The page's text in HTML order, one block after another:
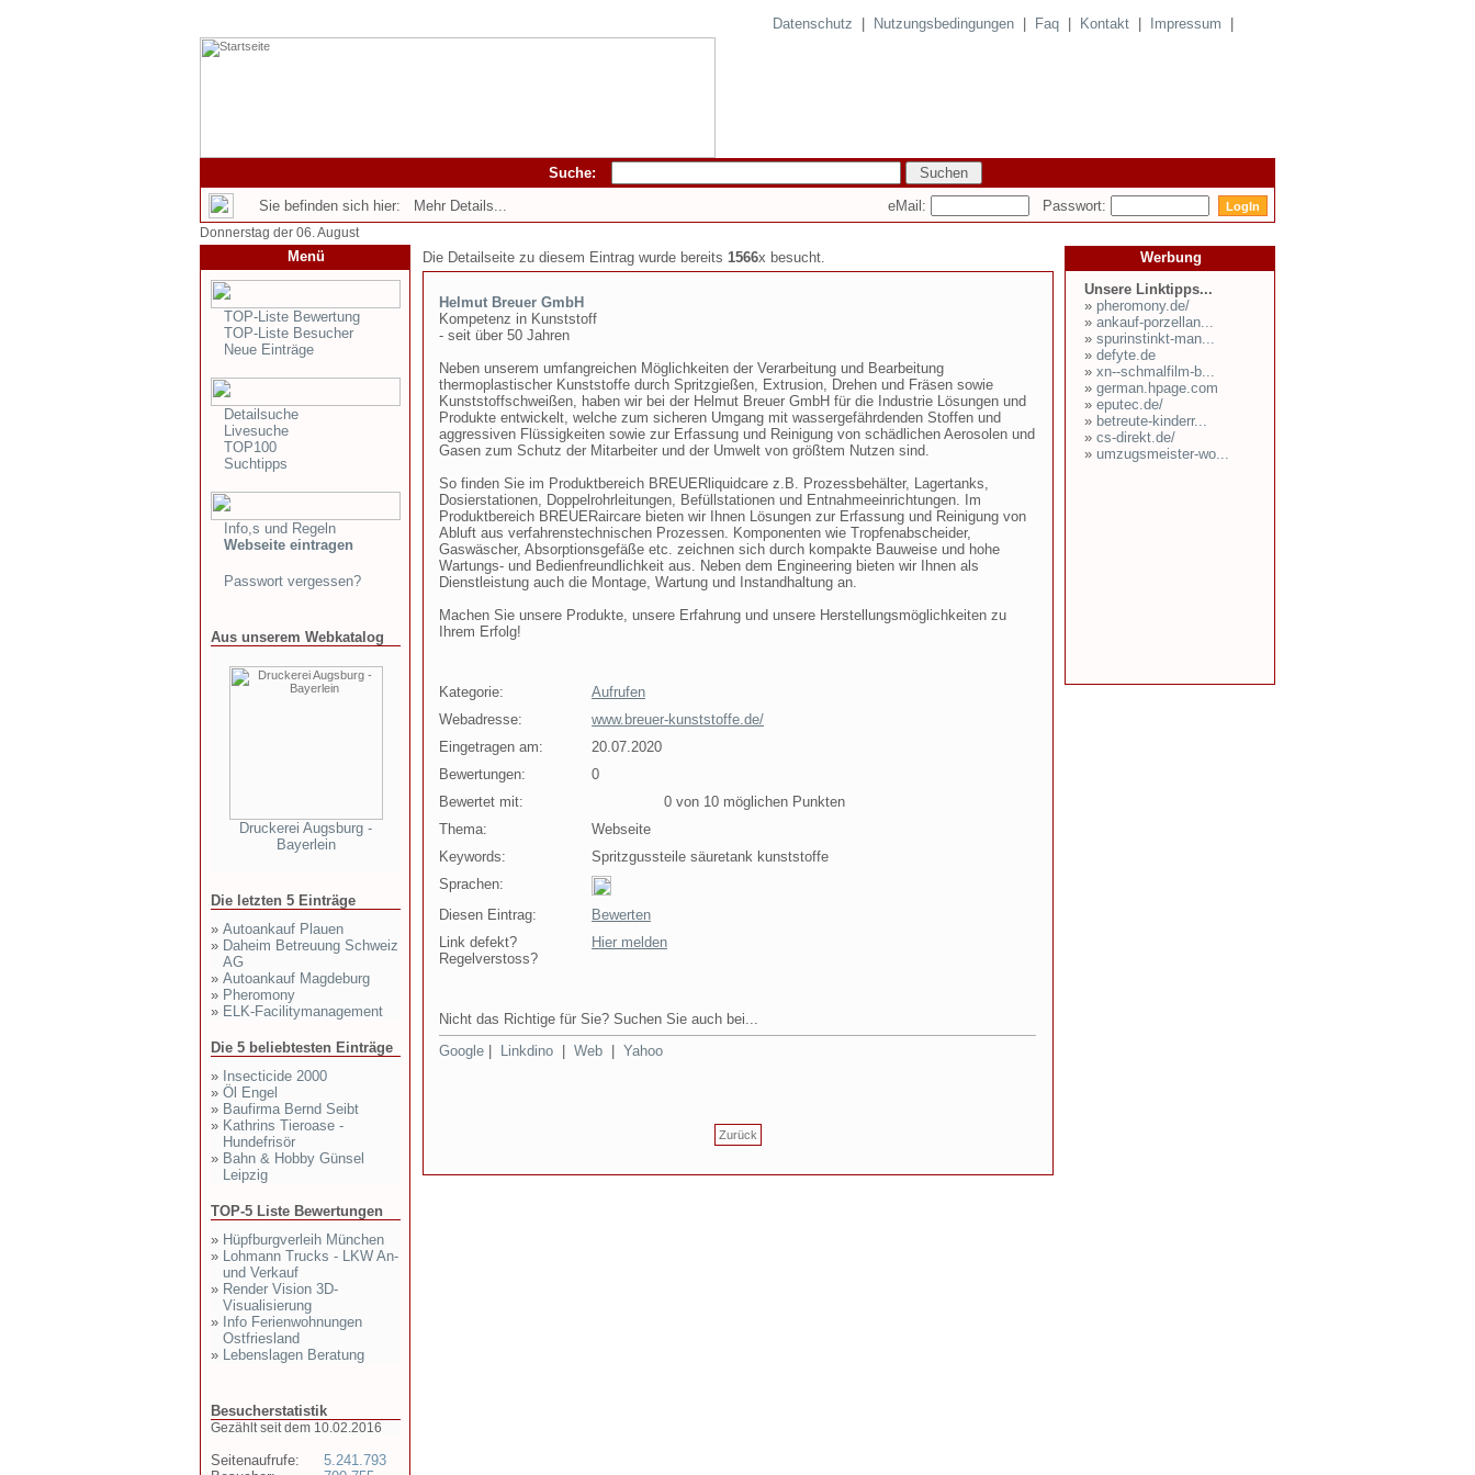
Datenschutz Nutzungsbedingungen Faq Kontakt Impressum
Suche:
Sie befinden sich hier: Mehr Details...
eMail: Passwort:
Donnerstag der 06. August
Menü
TOP-Liste Bewertung
TOP-Liste Besucher
Neue Einträge
Detailsuche
Livesuche
TOP100
Suchtipps
Info,s und Regeln
Webseite eintragen
Passwort vergessen?
Aus unserem Webkatalog
Druckerei Augsburg -
Bayerlein
Die letzten 5 Einträge
» Autoankauf Plauen
» Daheim Betreuung Schweiz
AG
» Autoankauf Magdeburg
» Pheromony
» ELK-Facilitymanagement
Die 5 beliebtesten Einträge
» Insecticide 2000
» Öl Engel
» Baufirma Bernd Seibt
» Kathrins Tieroase -
Hundefrisör
» Bahn & Hobby Günsel
Leipzig
TOP-5 Liste Bewertungen
» Hüpfburgverleih München
» Lohmann Trucks - LKW An-
und Verkauf
» Render Vision 3D-
Visualisierung
» Info Ferienwohnungen
Ostfriesland
» Lebenslagen Beratung
Besucherstatistik
Gezählt seit dem 10.02.2016
Seitenaufrufe:
5.241.793
Die Detailseite zu diesem Eintrag wurde bereits 1566x besucht.
Helmut Breuer GmbH
Kompetenz in Kunststoff
- seit über 50 Jahren
Neben unserem umfangreichen Möglichkeiten der Verarbeitung und Bearbeitung
thermoplastischer Kunststoffe durch Spritzgießen, Extrusion, Drehen und Fräsen sowie
Kunststoffschweißen, haben wir bei der Helmut Breuer GmbH für die Industrie Lösungen und
Produkte entwickelt, welche zum sicheren Umgang mit wassergefährdenden Stoffen und
aggressiven Flüssigkeiten sowie zur Erfassung und Reinigung von schädlichen Aerosolen und
Gasen zum Schutz der Mitarbeiter und der Umwelt von größtem Nutzen sind.
So finden Sie im Produktbereich BREUERliquidcare z.B. Prozessbehälter, Lagertanks,
Dosierstationen, Doppelrohrleitungen, Befüllstationen und Entnahmeeinrichtungen. Im
Produktbereich BREUERaircare bieten wir Ihnen Lösungen zur Erfassung und Reinigung von
Abluft aus verfahrenstechnischen Prozessen. Komponenten wie Tropfenabscheider,
Gaswäscher, Absorptionsgefäße etc. zeichnen sich durch kompakte Bauweise und hohe
Wartungs- und Bedienfreundlichkeit aus. Neben dem Engineering bieten wir Ihnen als
Dienstleistung auch die Montage, Wartung und Instandhaltung an.
Machen Sie unsere Produkte, unsere Erfahrung und unsere Herstellungsmöglichkeiten zu
Ihrem Erfolg!
Kategorie:
Aufrufen
Webadresse:
www.breuer-kunststoffe.de/
Eingetragen am:
20.07.2020
Bewertungen:
0
Bewertet mit:
0 von 10 möglichen Punkten
Thema:
Webseite
Keywords:
Spritzgussteile säuretank kunststoffe
Sprachen:
Diesen Eintrag:
Bewerten
Link defekt?
Regelverstoss?
Hier melden
Nicht das Richtige für Sie? Suchen Sie auch bei...
Google
Linkdino Web Yahoo
Zurück
Werbung
Unsere Linktipps...
» pheromony.de/
» ankauf-porzellan...
» spurinstinkt-man...
» defyte.de
» xn--schmalfilm-b...
» german.hpage.com
» eputec.de/
» betreute-kinderr...
» cs-direkt.de/
» umzugsmeister-wo...